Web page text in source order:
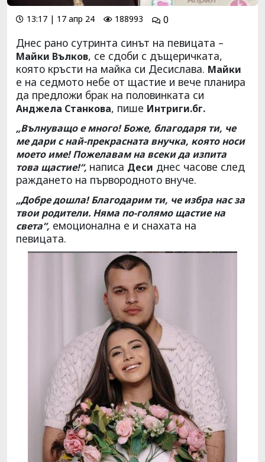
13:17 | 17 апр 24 188993 0
Днес рано сутринта синът на певицата –
Майки Вълков, се сдоби с дъщеричката,
която кръсти на майка си Десислава. Майки
е на седмото небе от щастие и вече планира
да предложи брак на половинката си
Анджела Станкова, пише Интриги.бг.
„Вълнуващо е много! Боже, благодаря ти, че
ме дари с най-прекрасната внучка, която носи
моето име! Пожелавам на всеки да изпита
това щастие!“, написа Деси днес часове след
раждането на първородното внуче.
„Добре дошла! Благодарим ти, че избра нас за
твои родители. Няма по-голямо щастие на
света“, емоционална е и снахата на
певицата.